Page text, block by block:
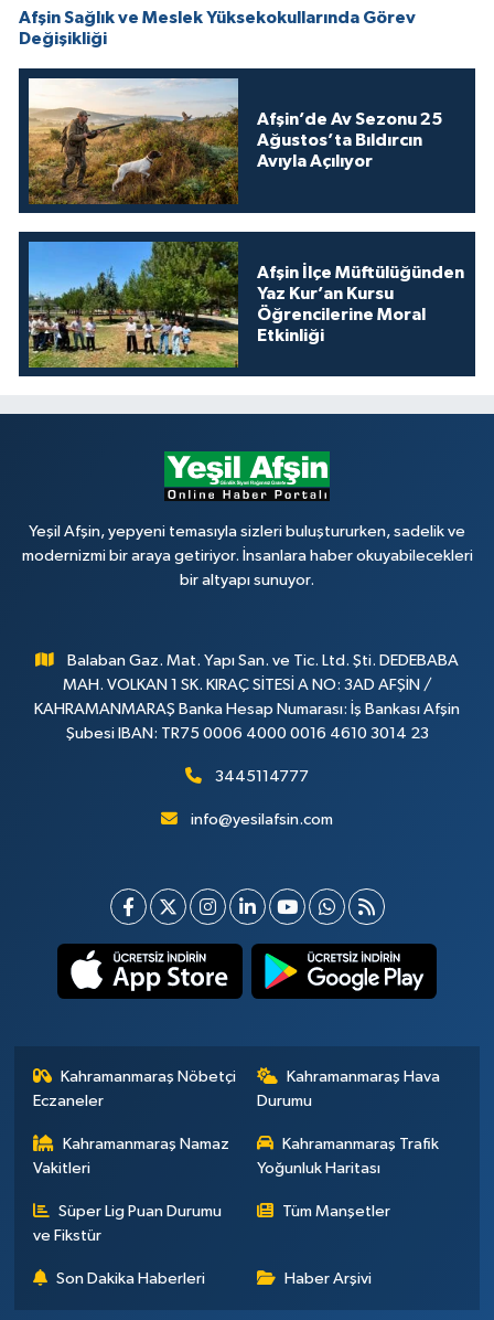
Afşin Sağlık ve Meslek Yüksekokullarında Görev
Değişikliği
Afşin’de Av Sezonu 25
Ağustos’ta Bıldırcın
Avıyla Açılıyor
Afşin İlçe Müftülüğünden
Yaz Kur’an Kursu
Öğrencilerine Moral
Etkinliği
Yeşil Afşin, yepyeni temasıyla sizleri buluştururken, sadelik ve
modernizmi bir araya getiriyor. İnsanlara haber okuyabilecekleri
bir altyapı sunuyor.
Balaban Gaz. Mat. Yapı San. ve Tic. Ltd. Şti. DEDEBABA
MAH. VOLKAN 1 SK. KIRAÇ SİTESİ A NO: 3AD AFŞİN /
KAHRAMANMARAŞ Banka Hesap Numarası: İş Bankası Afşin
Şubesi IBAN: TR75 0006 4000 0016 4610 3014 23
3445114777
info@yesilafsin.com
Kahramanmaraş Nöbetçi
Eczaneler
Kahramanmaraş Hava
Durumu
Kahramanmaraş Namaz
Vakitleri
Kahramanmaraş Trafik
Yoğunluk Haritası
Süper Lig Puan Durumu
ve Fikstür
Tüm Manşetler
Son Dakika Haberleri Haber Arşivi